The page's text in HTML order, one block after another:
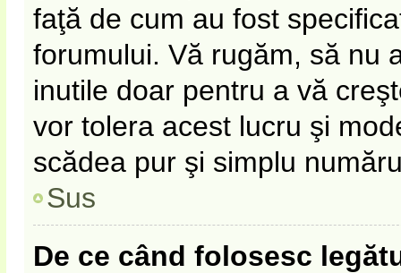
faţă de cum au fost
forumului. Vă rugăm, să nu
inutile doar pentru a vă
vor tolera acest lucru şi
scădea pur şi simplu
Sus
De ce când folosesc